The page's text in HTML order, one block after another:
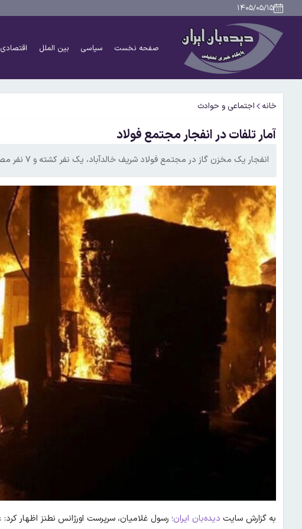
۱۴۰۵/۰۵/۱۵
صفحه نخست سیاسی بین الملل اقتصادی
خانه اجتماعی و حوادث
آمار تلفات در انفجار مجتمع فولاد
انفجار یک مخزن گاز در مجتمع فولاد شریف خالدآباد، یک نفر کشته و ۷ نفر مصدوم بر جا گذاشت.
به گزارش سایت دیده‌بان ایران